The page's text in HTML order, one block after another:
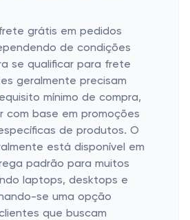
grátis em pedidos
de condições
se qualificar para frete
geralmente precisam
mínimo de compra,
com base em promoções
de produtos. O
está disponível em
padrão para muitos
laptops, desktops e
se uma opção
que buscam